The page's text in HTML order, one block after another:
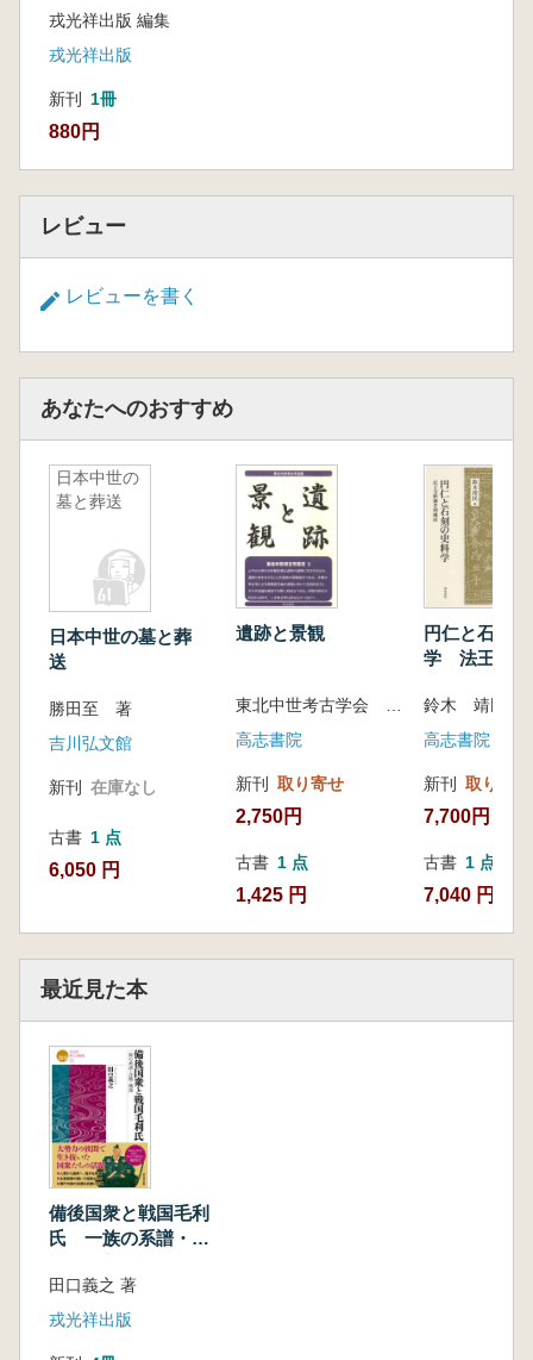
柚谷氏――兄誠春と共に宮島で殺された元家
【奴可郡】
族
【奉公衆】
三吉氏――将軍と守護に両属した有力国衆
の雄
戎光祥出版 編集
戎光祥出版
新刊 1冊
880円
レビュー
レビューを書く
あなたへのおすすめ
日本中世の
墓と葬送
日本中世の墓と葬
送
勝田至 著
吉川弘文館
新刊 在庫なし
古書 1 点
6,050 円
遺跡と景観
高志書院
新刊 取り寄せ
2,750円
古書 1 点
1,425 円
円仁と石刻
学 法王寺釈
鈴木 靖民 編
高志書院
新刊 取り寄せ
7,700円
古書 1 点
7,040 円
最近見た本
備後国衆と戦国毛利
氏 一族の系譜・合
田口義之 著
戎光祥出版